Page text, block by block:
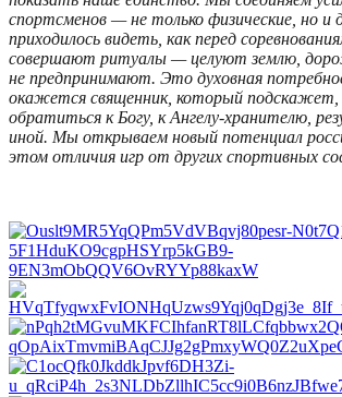
спортсменов — не только физические, но и
приходилось видеть, как перед
совершают ритуалы — целуют землю,
не предпринимают. Это духовная
окажется священник, который
обратиться к Богу, к Ангелу-хранителю,
иной. Мы открываем новый потенциал
этом отличия игр от других спортивных